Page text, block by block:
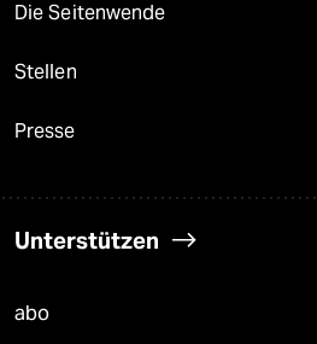
Die Seitenwende
Stellen
Presse
Unterstützen
abo